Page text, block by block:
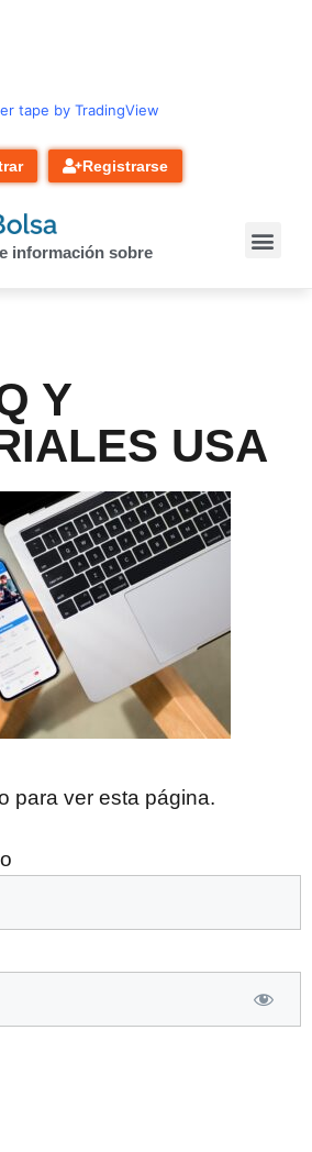
tape by TradingView
Registrarse
información sobre
Y
USA
para ver esta página.